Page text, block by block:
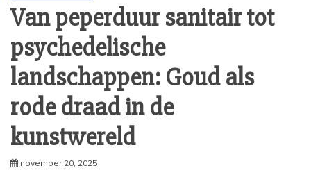
Van peperduur sanitair tot
psychedelische
landschappen: Goud als
rode draad in de
kunstwereld
november 20, 2025